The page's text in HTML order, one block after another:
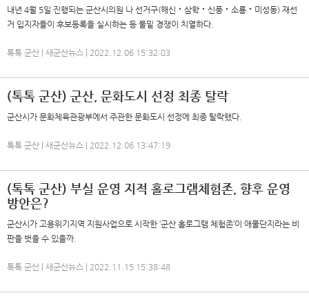
내년 4월 5일 진행되는 군산시의원 나 선거구(해신‧삼학‧신풍‧소룡‧미성동) 재선
거 입지자들이 후보등록을 실시하는 등 물밑 경쟁이 치열하다.
톡톡 군산 | 새군산뉴스 | 2022.12.06 15:32:03
(톡톡 군산) 군산, 문화도시 선정 최종 탈락
군산시가 문화체육관광부에서 주관한 문화도시 선정에 최종 탈락했다.
톡톡 군산 | 새군산뉴스 | 2022.12.06 13:47:19
(톡톡 군산) 부실 운영 지적 홀로그램체험존, 향후 운영
방안은?
군산시가 고용위기지역 지원사업으로 시작한 ‘군산 홀로그램 체험존’이 애물단지라는 비
판을 벗을 수 있을까.
톡톡 군산 | 새군산뉴스 | 2022.11.15 15:38:48